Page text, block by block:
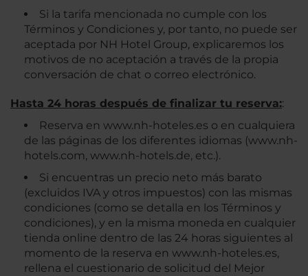
Si la tarifa mencionada no cumple con los
Términos y Condiciones y, por tanto, no puede ser
aceptada por NH Hotel Group, explicaremos los
motivos de no aceptación a través de la propia
conversación de chat o correo electrónico.
Hasta 24 horas después de finalizar tu reserva::
Reserva en www.nh-hoteles.es o en cualquiera
de las páginas de los diferentes idiomas (www.nh-
hotels.com, www.nh-hotels.de, etc.).
Si encuentras un precio neto más barato
(excluidos IVA y otros impuestos) con las mismas
condiciones (como se detalla en los Términos y
condiciones), y en la misma moneda en cualquier
tienda online dentro de las 24 horas siguientes al
momento de la reserva en www.nh-hoteles.es,
rellena el cuestionario de solicitud del Mejor